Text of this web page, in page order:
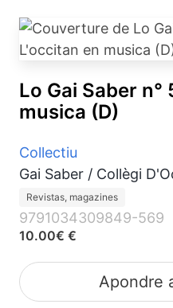
Lo Gai Saber
musica (D)
Collectiu
Gai Saber / Collègi
Revistas, magazines
9791034309849-569
10.00€ €
Apondre